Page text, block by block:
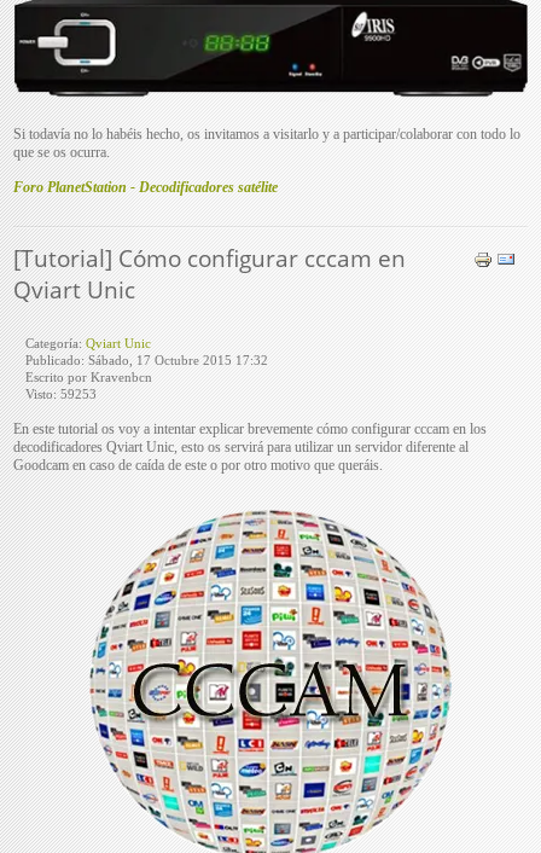
Si todavía no lo habéis hecho, os invitamos a visitarlo y a participar/colaborar con todo lo
que se os ocurra.
Foro PlanetStation - Decodificadores satélite
[Tutorial] Cómo configurar cccam en
Qviart Unic
Categoría:Qviart Unic
Publicado: Sábado, 17 Octubre 2015 17:32
Escrito por Kravenbcn
Visto: 59253
En este tutorial os voy a intentar explicar brevemente cómo configurar cccam en los
decodificadores Qviart Unic, esto os servirá para utilizar un servidor diferente al
Goodcam en caso de caída de este o por otro motivo que queráis.